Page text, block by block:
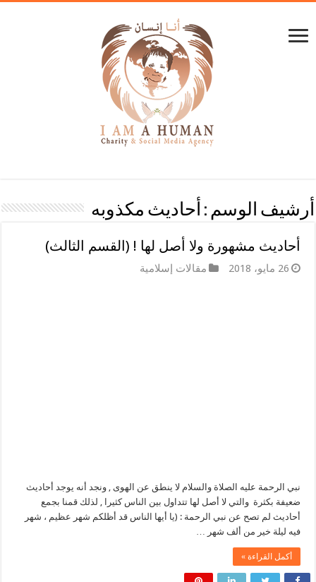
أرشيف الوسم : أحاديث مكذوبه
أحاديث مشهورة ولا أصل لها ! (القسم الثالث)
26 مايو، 2018 مقالات إسلامية
نبي الرحمة عليه الصلاة والسلام لا ينطق عن الهوى , ونجد أنه يوجد أحاديث
ضعيفة بكثرة والتي لا أصل لها تتداول بين الناس كثيرا , لذلك قمنا بجمع
أحاديث لم تصح عن نبي الرحمة : (يا أيها الناس قد أظلكم شهر عظيم ، شهر
فيه ليلة خير من ألف شهر …
أكمل القراءة »